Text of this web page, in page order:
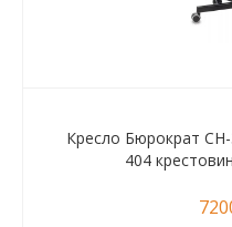
Кресло Бюрократ
404